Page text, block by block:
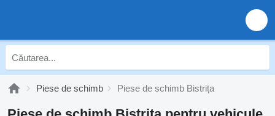
Piese de schimb Piese de schimb Bistrița